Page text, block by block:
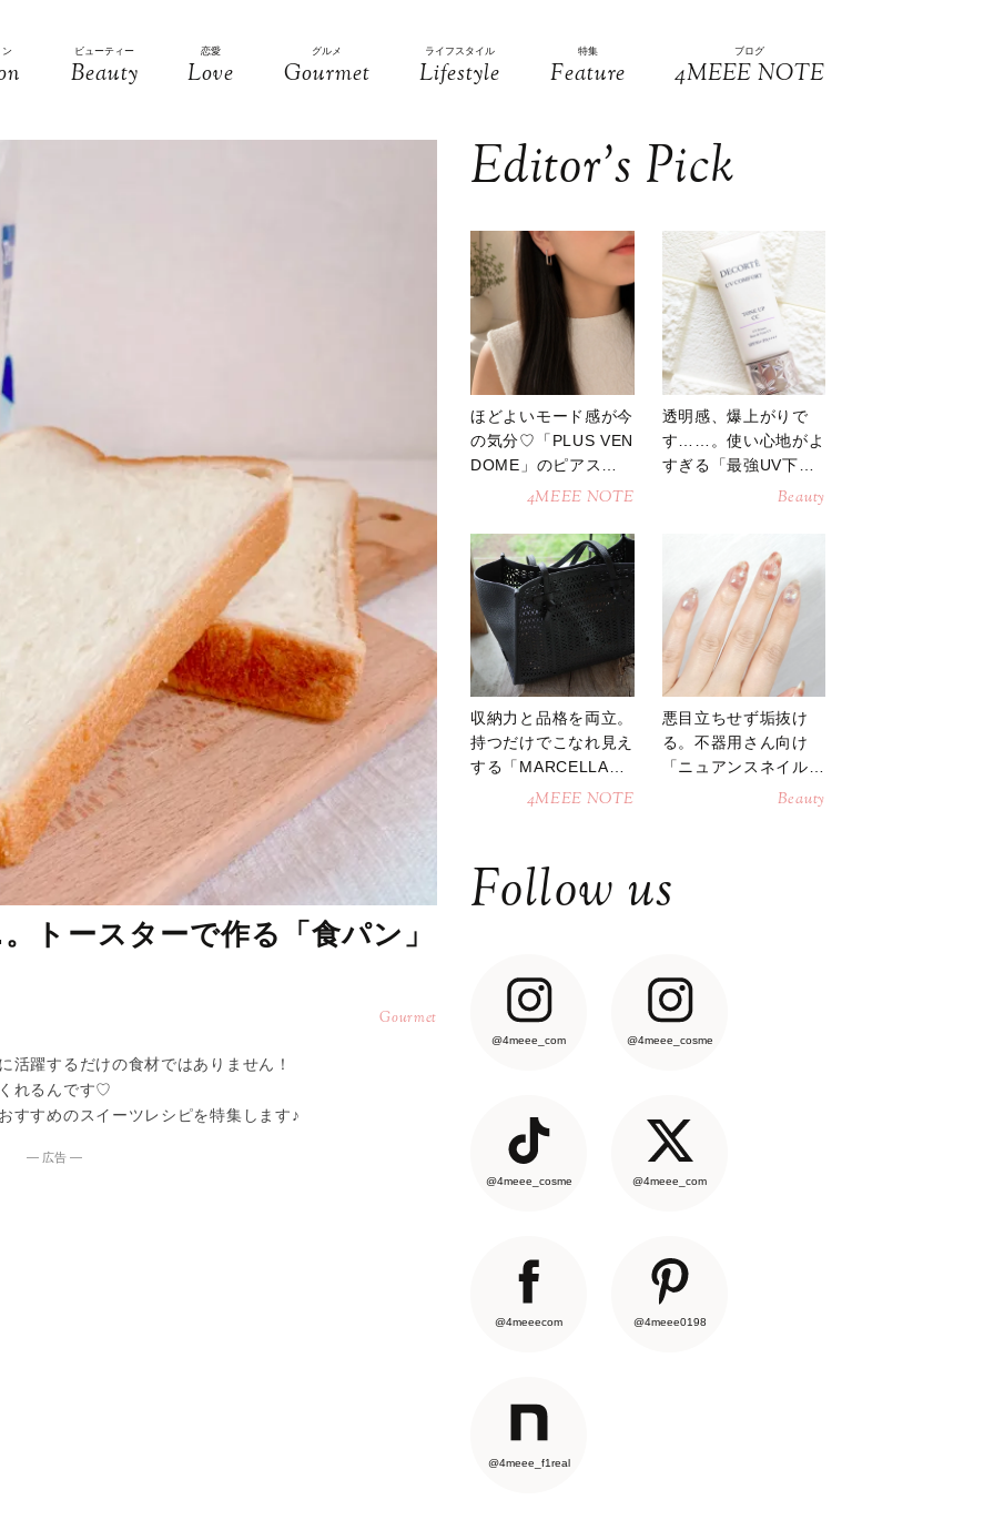
ビューティー
Beauty
恋愛
Love
グルメ
Gourmet
ライフスタイル
Lifestyle
特集
Feature
ブログ
4MEEE NOTE
トースターで作る「食パン」
Gourmet
活躍するだけの食材ではありません！
れるんです♡
すすめのスイーツレシピを特集します♪
― 広告 ―
Editor’s Pick
ほどよいモード感が今
の気分♡「PLUS VEN
DOME」のピアスが
4MEEE NOTE
透明感、爆上がりで
す……。使い心地がよ
すぎる「最強UV下
Beauty
収納力と品格を両立。
持つだけでこなれ見え
する「MARCELLAト
ートバッグ」4MEEE NOTE
悪目立ちせず垢抜け
る。不器用さん向け
「ニュアンスネイル」
Beauty
Follow us
@4meee_com @4meee_cosme
@4meee_cosme @4meee_com
@4meeecom @4meee0198
@4meee_f1real